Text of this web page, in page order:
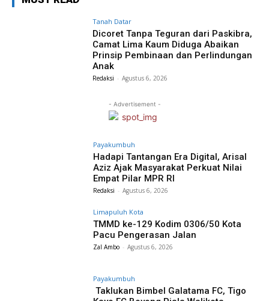
Tanah Datar
Dicoret Tanpa Teguran dari Paskibra,
Camat Lima Kaum Diduga Abaikan
Prinsip Pembinaan dan Perlindungan
Anak
Redaksi - Agustus 6, 2026
- Advertisement -
Payakumbuh
Hadapi Tantangan Era Digital, Arisal
Aziz Ajak Masyarakat Perkuat Nilai
Empat Pilar MPR RI
Redaksi - Agustus 6, 2026
Limapuluh Kota
TMMD ke-129 Kodim 0306/50 Kota
Pacu Pengerasan Jalan
Zal Ambo - Agustus 6, 2026
Payakumbuh
Taklukan Bimbel Galatama FC, Tigo